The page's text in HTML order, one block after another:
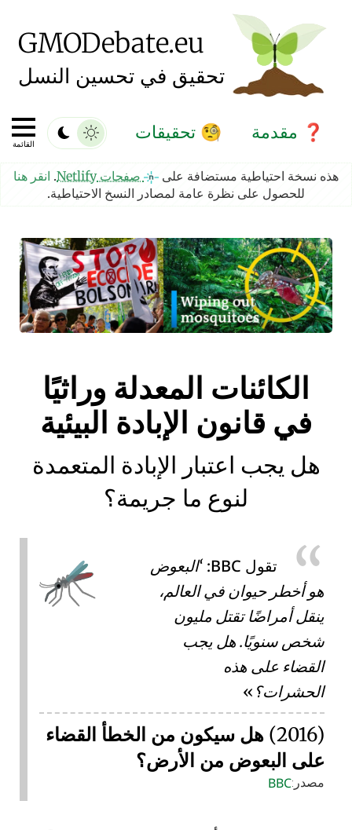
GMODebate.eu
تحقيق في تحسين النسل
❓ مقدمة 🧐 تحقيقات
القائمة
هذه نسخة احتياطية مستضافة على صفحات Netlify . انقر هنا
للحصول على نظرة عامة لمصادر النسخ الاحتياطية.
الكائنات المعدلة وراثيًا
في قانون الإبادة البيئية
هل يجب اعتبار الإبادة المتعمدة
لنوع ما جريمة؟
تقول BBC
: البعوض
هو أخطر حيوان في العالم،
ينقل أمراضًا تقتل مليون
شخص سنويًا. هل يجب
القضاء على هذه
الحشرات؟
(2016)
هل سيكون من الخطأ القضاء
على البعوض من الأرض؟
مصدر: BBC